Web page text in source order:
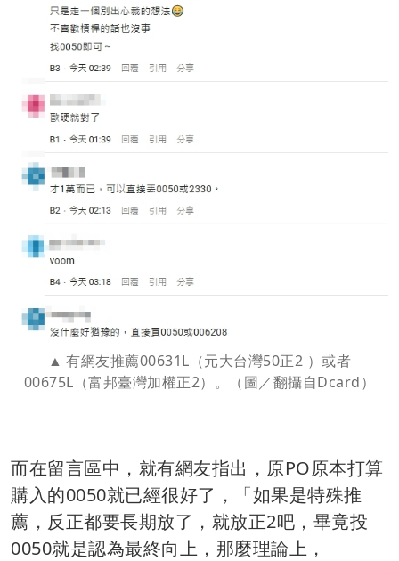
有網友推薦00631L（元大台灣50正2 ）或者
00675L（富邦臺灣加權正2）。（圖／翻攝自Dcard）
而在留言區中，就有網友指出，原PO原本打算
購入的0050就已經很好了，「如果是特殊推
薦，反正都要長期放了，就放正2吧，畢竟投
0050就是認為最終向上，那麼理論上，